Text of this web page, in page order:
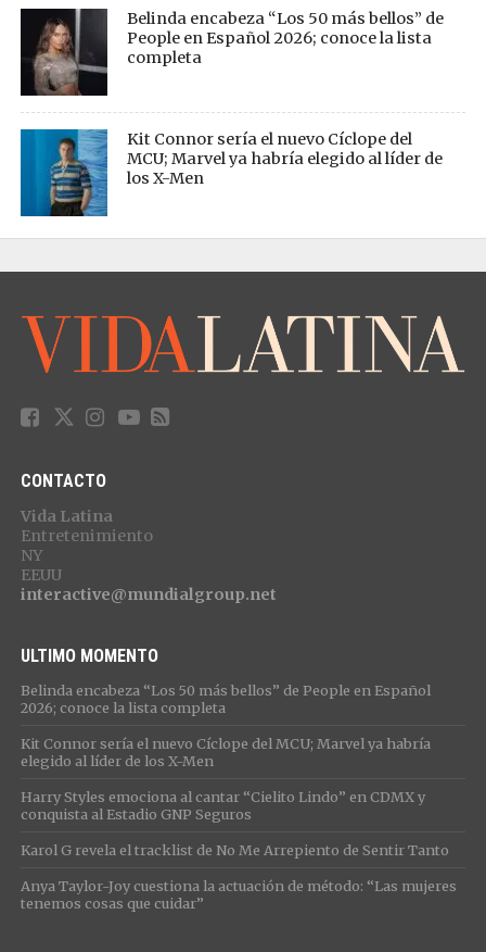
Belinda encabeza “Los 50 más bellos” de
People en Español 2026; conoce la lista
completa
Kit Connor sería el nuevo Cíclope del
MCU; Marvel ya habría elegido al líder de
los X-Men
CONTACTO
Vida Latina
Entretenimiento
NY
EEUU
interactive@mundialgroup.net
ULTIMO MOMENTO
Belinda encabeza “Los 50 más bellos” de People en Español
2026; conoce la lista completa
Kit Connor sería el nuevo Cíclope del MCU; Marvel ya habría
elegido al líder de los X-Men
Harry Styles emociona al cantar “Cielito Lindo” en CDMX y
conquista al Estadio GNP Seguros
Karol G revela el tracklist de No Me Arrepiento de Sentir Tanto
Anya Taylor-Joy cuestiona la actuación de método: “Las mujeres
tenemos cosas que cuidar”